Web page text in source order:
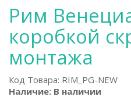
Рим
коробкой
монтажа
Код Товара: RIM_PG-NEW
Наличие: В наличии